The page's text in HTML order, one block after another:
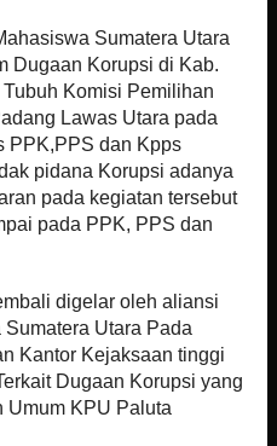
Sumatera Utara
Dugaan Korupsi di Kab.
Komisi Pemilihan
Lawas Utara pada
PPK,PPS dan Kpps
pidana Korupsi adanya
pada kegiatan tersebut
pada PPK, PPS dan
digelar oleh aliansi
Utara Pada
Kantor Kejaksaan tinggi
Dugaan Korupsi yang
Umum KPU Paluta